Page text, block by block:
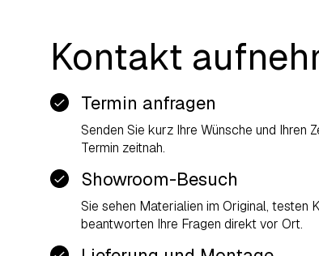
Kontakt
Termin anfragen
Senden Sie kurz Ihre Wünsche und Ihren
Termin zeitnah.
Showroom-Besuch
Sie sehen Materialien im Original, testen
beantworten Ihre Fragen direkt vor Ort.